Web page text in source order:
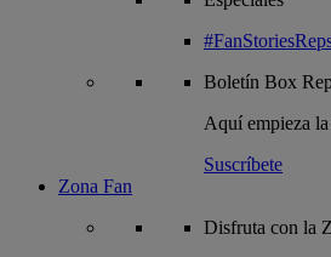
Boletín Box
Aquí empieza
Suscríbete
Zona Fan
Disfruta con la